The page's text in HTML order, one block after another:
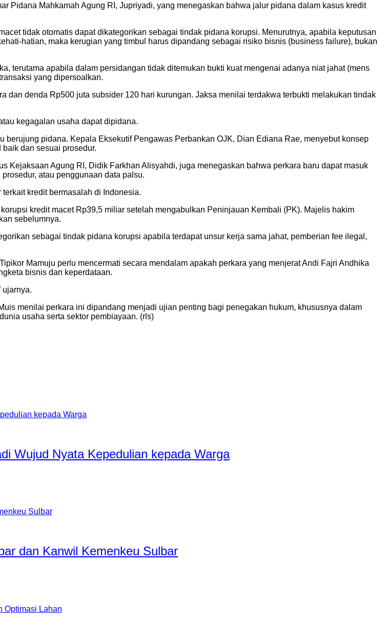
Pidana Mahkamah Agung RI, Jupriyadi, yang menegaskan bahwa jalur pidana dalam kasus kredit
tidak otomatis dapat dikategorikan sebagai tindak pidana korupsi. Menurutnya, apabila keputusan
hatian, maka kerugian yang timbul harus dipandang sebagai risiko bisnis (business failure), bukan
terutama apabila dalam persidangan tidak ditemukan bukti kuat mengenai adanya niat jahat (mens
yang dipersoalkan.
dan denda Rp500 juta subsider 120 hari kurungan. Jaksa menilai terdakwa terbukti melakukan tindak
kegagalan usaha dapat dipidana.
pidana. Kepala Eksekutif Pengawas Perbankan OJK, Dian Ediana Rae, menyebut konsep
dan sesuai prosedur.
Kejaksaan Agung RI, Didik Farkhan Alisyahdi, juga menegaskan bahwa perkara baru dapat masuk
atau penggunaan data palsu.
kredit bermasalah di Indonesia.
kredit macet Rp39,5 miliar setelah mengabulkan Peninjauan Kembali (PK). Majelis hakim
sebelumnya.
sebagai tindak pidana korupsi apabila terdapat unsur kerja sama jahat, pemberian fee ilegal,
Mamuju perlu mencermati secara mendalam apakah perkara yang menjerat Andi Fajri Andhika
bisnis dan keperdataan.
ujarnya.
menilai perkara ini dipandang menjadi ujian penting bagi penegakan hukum, khususnya dalam
usaha serta sektor pembiayaan. (rls)
Wujud Nyata Kepedulian kepada Warga
dan Kanwil Kemenkeu Sulbar